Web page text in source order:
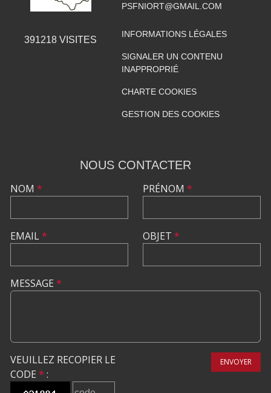
391218 VISITES
PSFNIORT@GMAIL.COM
INFORMATIONS LÉGALES
SIGNALER UN CONTENU
INAPPROPRIÉ
CHARTE COOKIES
GESTION DES COOKIES
NOUS CONTACTER
NOM *
EMAIL*
PRÉNOM *
OBJET *
MESSAGE *
VEUILLEZ RECOPIER LE
CODE * :
ENVOYER